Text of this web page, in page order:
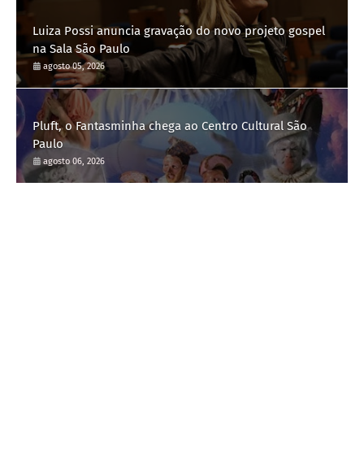
Luiza Possi anuncia gravação do novo projeto gospel
na Sala São Paulo
agosto 05, 2026
Pluft, o Fantasminha chega ao Centro Cultural São
Paulo
agosto 06, 2026